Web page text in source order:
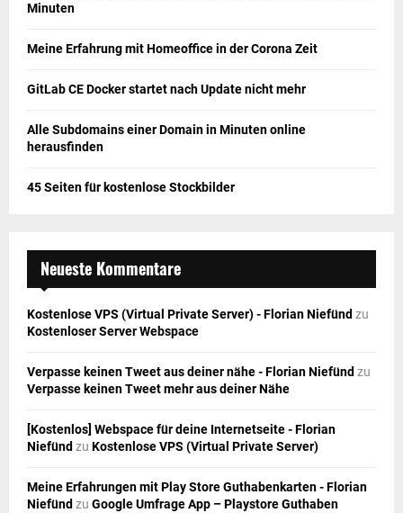
Minuten
Meine Erfahrung mit Homeoffice in der Corona Zeit
GitLab CE Docker startet nach Update nicht mehr
Alle Subdomains einer Domain in Minuten online
herausfinden
45 Seiten für kostenlose Stockbilder
Neueste Kommentare
Kostenlose VPS (Virtual Private Server) - Florian Niefünd zu
Kostenloser Server Webspace
Verpasse keinen Tweet aus deiner nähe - Florian Niefünd zu
Verpasse keinen Tweet mehr aus deiner Nähe
[Kostenlos] Webspace für deine Internetseite - Florian
Niefünd zu Kostenlose VPS (Virtual Private Server)
Meine Erfahrungen mit Play Store Guthabenkarten - Florian
Niefünd zu Google Umfrage App – Playstore Guthaben